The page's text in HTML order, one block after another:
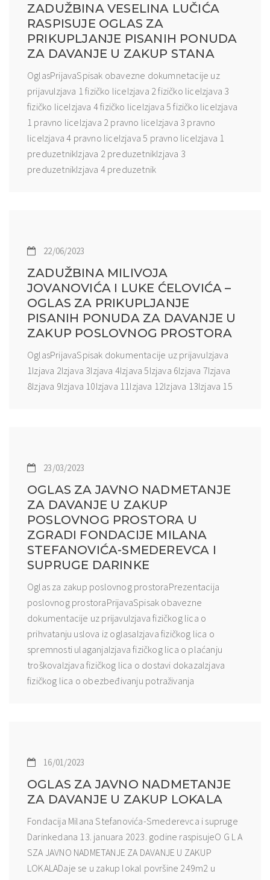
ZADUŽBINA VESELINA LUČIĆA
RASPISUJE OGLAS ZA
PRIKUPLJANJE PISANIH PONUDA
ZA DAVANJE U ZAKUP STANA
OglasPrijavaSpisak obavezne dokumnetacije uz
prijavuIzjava 1 fizičko liceIzjava 2 fizičko liceIzjava 3
fizičko liceIzjava 4 fizičko liceIzjava 5 fizičko liceIzjava
1 pravno liceIzjava 2 pravno liceIzjava 3 pravno
liceIzjava 4 pravno liceIzjava 5 pravno liceIzjava 1
preduzetnikIzjava 2 preduzetnikIzjava 3
preduzetnikIzjava 4 preduzetnik
22/06/2023
ZADUŽBINA MILIVOJA
JOVANOVIĆA I LUKE ĆELOVIĆA –
OGLAS ZA PRIKUPLJANJE
PISANIH PONUDA ZA DAVANJE U
ZAKUP POSLOVNOG PROSTORA
OglasPrijavaSpisak dokumentacije uz prijavuIzjava
1Izjava 2Izjava 3Izjava 4Izjava 5Izjava 6Izjava 7Izjava
8Izjava 9Izjava 10Izjava 11Izjava 12Izjava 13Izjava 15
23/03/2023
OGLAS ZA JAVNO NADMETANJE
ZA DAVANJE U ZAKUP
POSLOVNOG PROSTORA U
ZGRADI FONDACIJE MILANA
STEFANOVIĆA-SMEDEREVCA I
SUPRUGE DARINKE
Oglas za zakup poslovnog prostoraPrezentacija
poslovnog prostoraPrijavaSpisak obavezne
dokumentacije uz prijavuIzjava fizičkog lica o
prihvatanju uslova iz oglasaIzjava fizičkog lica o
spremnosti ulaganjaIzjava fizičkog lica o plaćanju
troškovaIzjava fizičkog lica o dostavi dokazaIzjava
fizičkog lica o obezbeđivanju potraživanja
16/01/2023
OGLAS ZA JAVNO NADMETANJE
ZA DAVANJE U ZAKUP LOKALA
Fondacija Milana Stefanovića-Smederevca i supruge
Darinkedana 13. januara 2023. godine raspisujeO G L A
SZA JAVNO NADMETANJE ZA DAVANJE U ZAKUP
LOKALADaje se u zakup lokal površine 249m2 u